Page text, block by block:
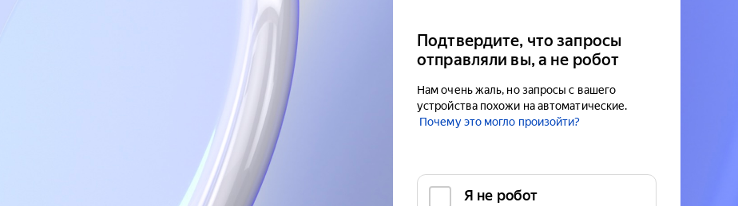
Подтвердите, что запросы
отправляли вы, а не робот
Нам очень жаль, но запросы с вашего
устройства похожи на автоматические.
Почему это могло произойти?